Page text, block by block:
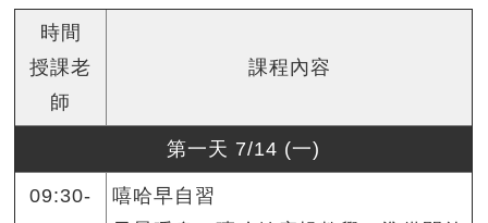
時間
授課老
師
課程內容
第一天 7/14 (一)
09:30-
嘻哈早自習